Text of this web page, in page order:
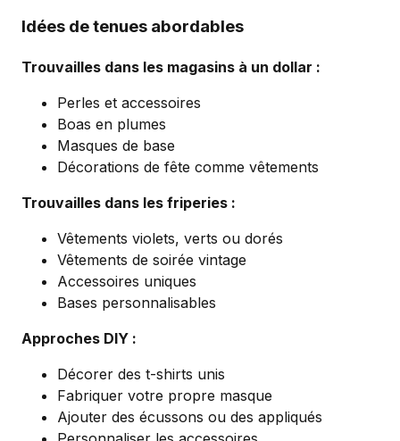
Idées de tenues abordables
Trouvailles dans les magasins à un dollar :
Perles et accessoires
Boas en plumes
Masques de base
Décorations de fête comme vêtements
Trouvailles dans les friperies :
Vêtements violets, verts ou dorés
Vêtements de soirée vintage
Accessoires uniques
Bases personnalisables
Approches DIY :
Décorer des t-shirts unis
Fabriquer votre propre masque
Ajouter des écussons ou des appliqués